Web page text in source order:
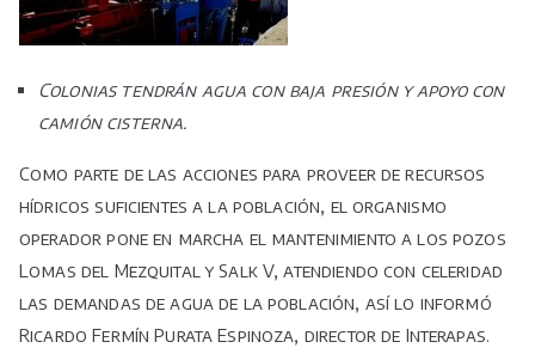
Colonias tendrán agua con baja presión y apoyo con
camión cisterna.
Como parte de las acciones para proveer de recursos
hídricos suficientes a la población, el organismo
operador pone en marcha el mantenimiento a los pozos
Lomas del Mezquital y Salk V, atendiendo con celeridad
las demandas de agua de la población, así lo informó
Ricardo Fermín Purata Espinoza, director de Interapas.